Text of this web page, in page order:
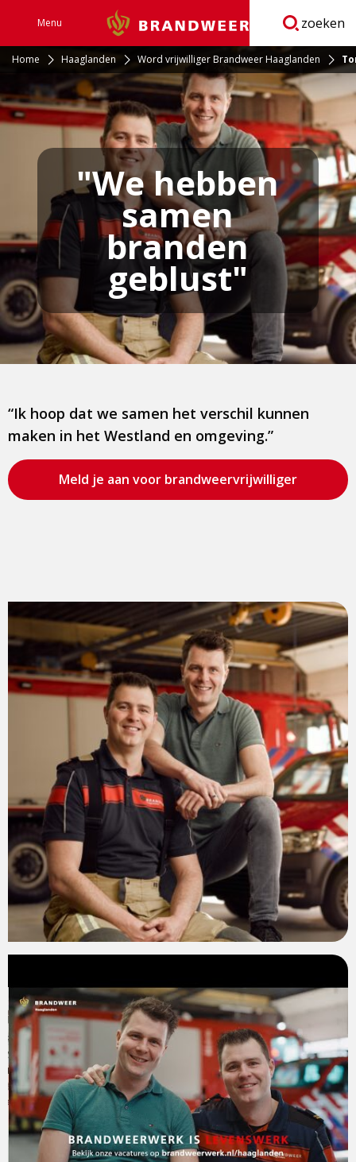
Menu Brandweer zoeken
Home Haaglanden Word vrijwilliger Brandweer Haaglanden
"We hebben
samen
branden
geblust"
“Ik hoop dat we samen het verschil kunnen
maken in het Westland en omgeving.”
Bezoek
de
Meld je aan voor brandweervrijwilliger